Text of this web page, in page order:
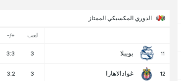
الدوري المكسيكي الممتاز
لعب +/-
11 بويبلا 3
3:3
12 غوادالاهارا 3
3:2